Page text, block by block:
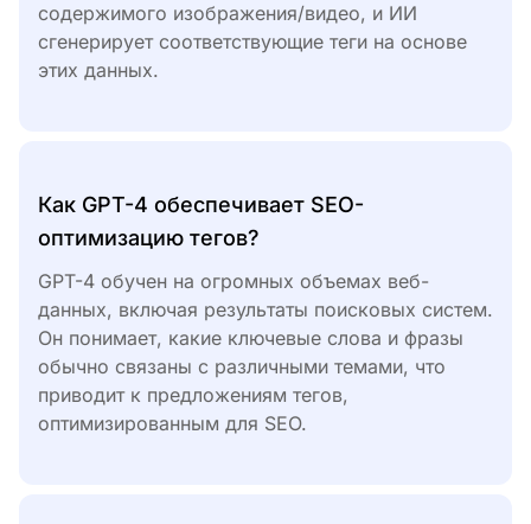
содержимого изображения/видео, и ИИ
сгенерирует соответствующие теги на основе
этих данных.
Как GPT-4 обеспечивает SEO-
оптимизацию тегов?
GPT-4 обучен на огромных объемах веб-
данных, включая результаты поисковых систем.
Он понимает, какие ключевые слова и фразы
обычно связаны с различными темами, что
приводит к предложениям тегов,
оптимизированным для SEO.